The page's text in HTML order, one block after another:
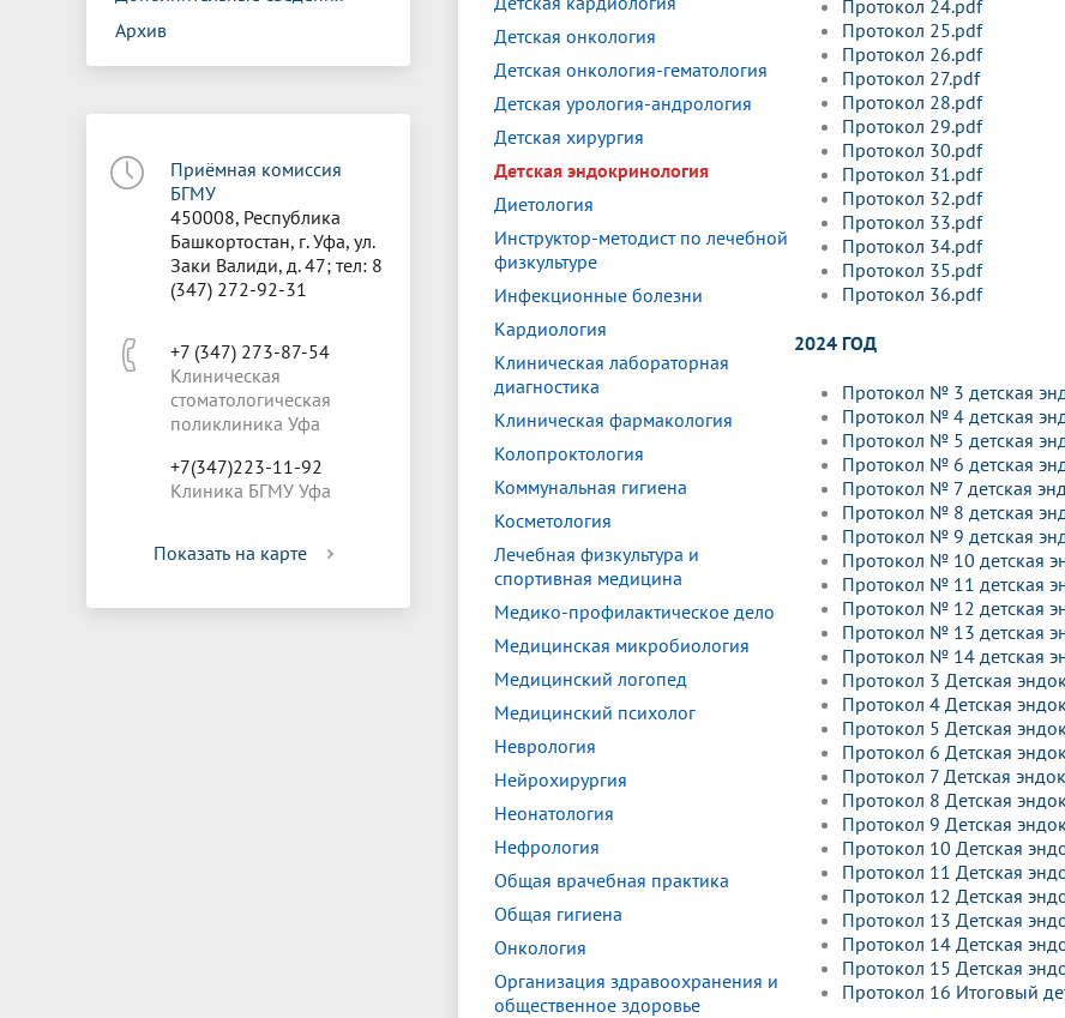
Архив
Приёмная комиссия
БГМУ
450008, Республика
Башкортостан, г. Уфа, ул.
Заки Валиди, д. 47; тел: 8
(347) 272-92-31
+7 (347) 273-87-54
Клиническая
стоматологическая
поликлиника Уфа
+7(347)223-11-92
Клиника БГМУ Уфа
Показать на карте
Детская онкология
Детская онкология-гематология
Детская урология-андрология
Детская хирургия
Детская эндокринология
Диетология
Инструктор-методист по лечебной
физкультуре
Инфекционные болезни
Кардиология
Клиническая лабораторная
диагностика
Клиническая фармакология
Колопроктология
Коммунальная гигиена
Косметология
Лечебная физкультура и
спортивная медицина
Медико-профилактическое дело
Медицинская микробиология
Медицинский логопед
Медицинский психолог
Неврология
Нейрохирургия
Неонатология
Нефрология
Общая врачебная практика
Общая гигиена
Онкология
Организация здравоохранения и
общественное здоровье
Протокол 24.pdf
Протокол 25.pdf
Протокол 26.pdf
Протокол 27.pdf
Протокол 28.pdf
Протокол 29.pdf
Протокол 30.pdf
Протокол 31.pdf
Протокол 32.pdf
Протокол 33.pdf
Протокол 34.pdf
Протокол 35.pdf
Протокол 36.pdf
2024 ГОД
Протокол № 3 детская
Протокол № 4 детская
Протокол № 5 детская
Протокол № 6 детская
Протокол № 7 детская
Протокол № 8 детская
Протокол № 9 детская
Протокол № 10 детская
Протокол № 11 детская
Протокол № 12 детская
Протокол № 13 детская
Протокол № 14 детская
Протокол 3 Детская
Протокол 4 Детская
Протокол 5 Детская
Протокол 6 Детская
Протокол 7 Детская
Протокол 8 Детская
Протокол 9 Детская
Протокол 10 Детская
Протокол 11 Детская
Протокол 12 Детская
Протокол 13 Детская
Протокол 14 Детская
Протокол 15 Детская
Протокол 16 Итоговый